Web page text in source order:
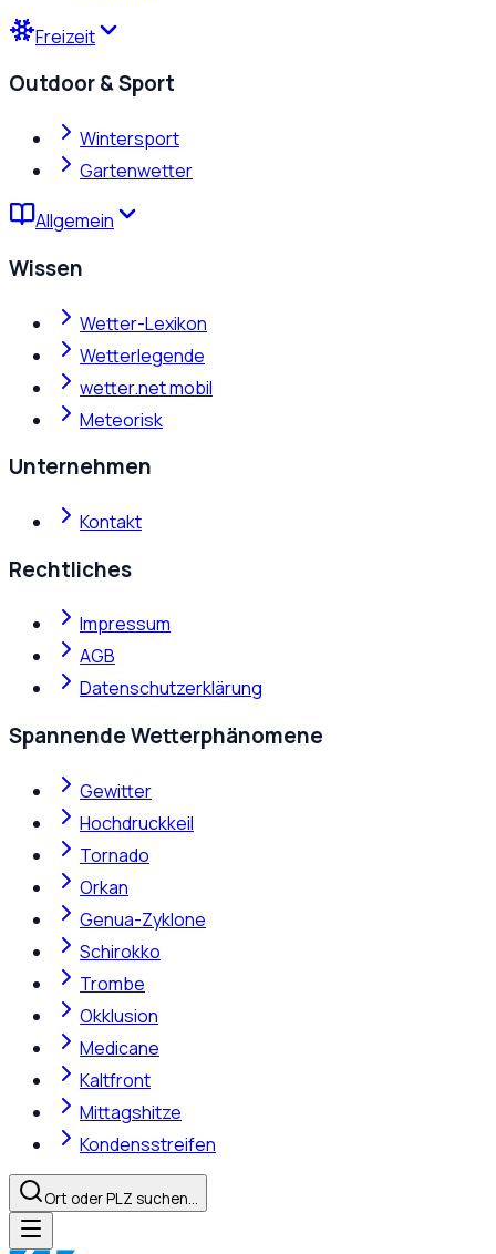
Freizeit
Outdoor & Sport
Wintersport
Gartenwetter
Allgemein
Wissen
Wetter-Lexikon
Wetterlegende
wetter.net mobil
Meteorisk
Unternehmen
Kontakt
Rechtliches
Impressum
AGB
Datenschutzerklärung
Spannende Wetterphänomene
Gewitter
Hochdruckkeil
Tornado
Orkan
Genua-Zyklone
Schirokko
Trombe
Okklusion
Medicane
Kaltfront
Mittagshitze
Kondensstreifen
Ort oder PLZ suchen…